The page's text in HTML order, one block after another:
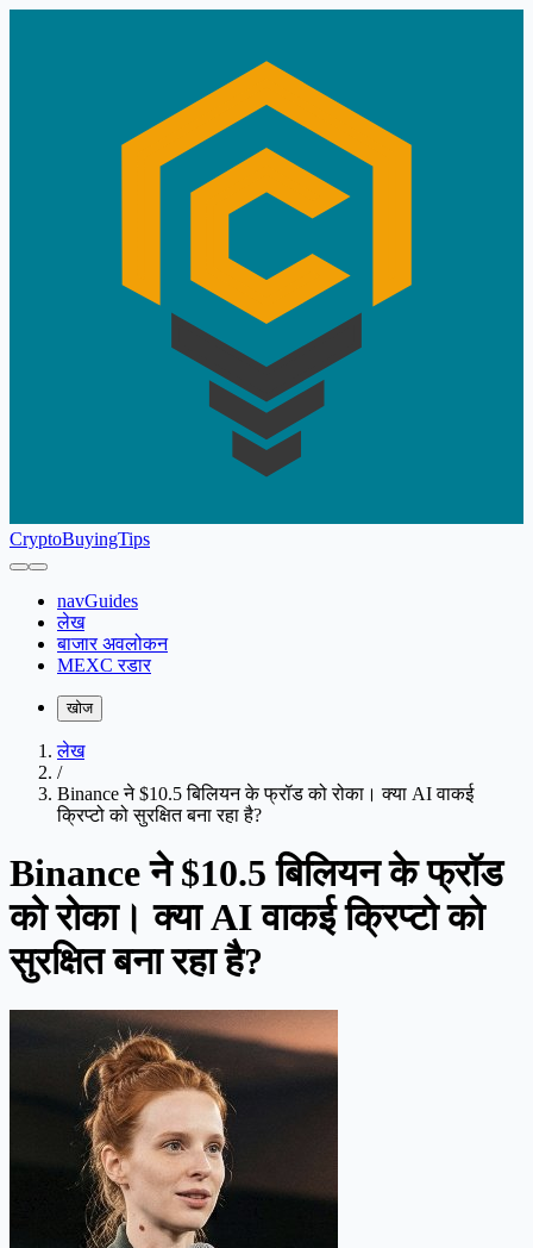
CryptoBuyingTips
navGuides
लेख
बाजार अवलोकन
MEXC रडार
खोज
लेख
/
Binance ने $10.5 बिलियन के फ्रॉड को रोका। क्या AI वाकई
क्रिप्टो को सुरक्षित बना रहा है?
Binance ने $10.5 बिलियन के फ्रॉड
को रोका। क्या AI वाकई क्रिप्टो को
सुरक्षित बना रहा है?